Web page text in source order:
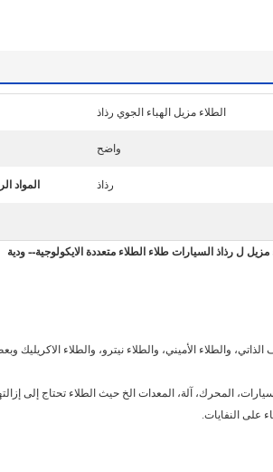
الطلاء مزيل الهباء الجوي رذاذ
واضح
رذاذ المواد
مزيل ل رذاذ السيارات طلاء الطلاء متعددة الايكولوجية-- ودية
الذاتي، والطلاء الأميني، والطلاء نيترو، والطلاء
المحرك، آلة، المعدات الخ حيث الطلاء تحتاج إلى
على النفايات.